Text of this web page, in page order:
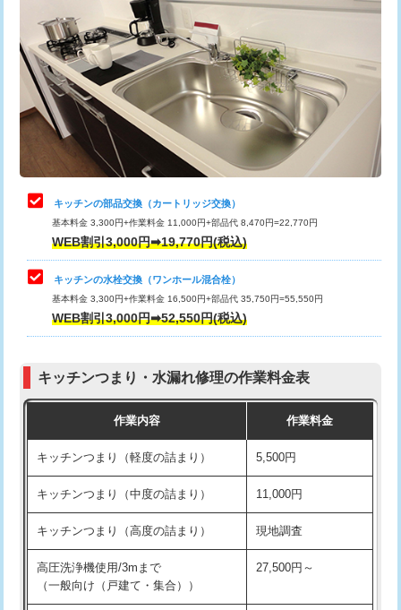
給水管工事※（バンド止め) 3,300円
給水管工事※（支持金具設置) 5,500円
給水管工事※（保温材使用（バンド止
め込み）)
5,500円
給水管工事※（土の掘削・埋め戻し作
11,000円
給水管工事※（塩ビ管（VP・HI）使
用/3ｍまで)
給水管工事※（塩ビ管（VP・HI）使
用（追加）/3ｍ超え)
給水管工事※（ライニング鋼管・銅
管・ポリ管・HT管使用/3ｍまで)
44,000円
管・ポリ管・HT管使用/3ｍ超え)
排水管工事（土の掘削・埋め戻し作
11,000円~
排水管工事（排水管工事/3ｍまで） 55,000円
排水管工事（追加 排水管工事/3ｍ超
+11,000円
マス交換（土の掘削・埋め戻し作業）
マス交換（深さ50㎝未満）
追加トーラー機使用/3m超え +3,300円
カメラ調査 33,000円
桝清掃 8,800円
止水・漏水調査・防水処理・清掃・修
理・調整・分解・加工など（軽作業）
11,000円
止水・漏水調査・防水処理・清掃・修
理・調整・分解・加工など（中作業）
22,000円
止水・漏水調査・防水処理・清掃・修
理・調整・分解・加工など（重作業）
33,000円
お風呂タンク脱着
その他部品の脱着
式・ワンホール）)
交換・取付(排水栓・排水トラップ
22,000円+材料費
持込商品取付（単水栓）
キッチンの部品交換（カートリッジ交換）
基本料金 3,300円+作業料金 11,000円+部品代 8,470円=22,770円
WEB割引3,000円➡19,770円(税込)
キッチンの水栓交換（ワンホール混合栓）
基本料金 3,300円+作業料金 16,500円+部品代 35,750円=55,550円
WEB割引3,000円➡52,550円(税込)
キッチンつまり・水漏れ修理の作業料金表
作業内容 作業料金
キッチンつまり（軽度の詰まり） 5,500円
キッチンつまり（中度の詰まり） 11,000円
キッチンつまり（高度の詰まり） 現地調査
高圧洗浄機使用/3mまで
（一般向け（戸建て・集合））
27,500円～